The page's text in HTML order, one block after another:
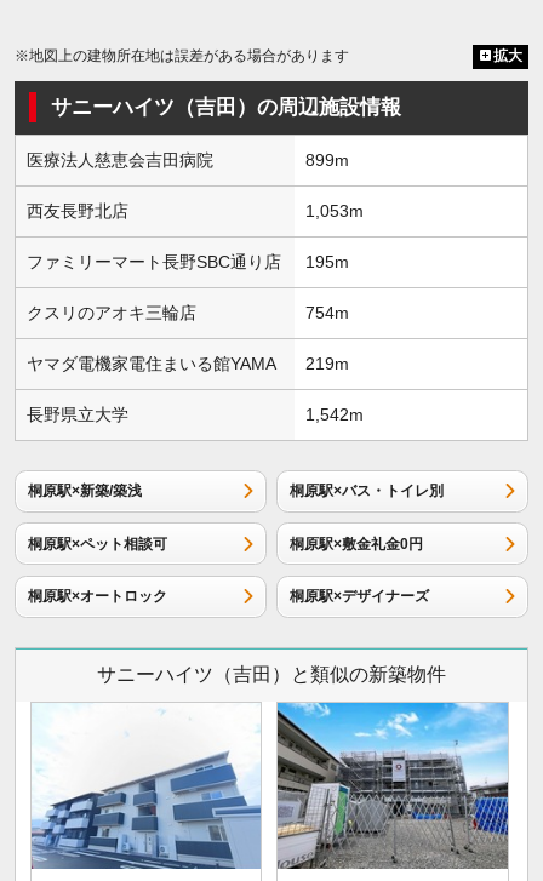
※地図上の建物所在地は誤差がある場合があります 拡大
サニーハイツ（吉田）の周辺施設情報
医療法人慈恵会吉田病院 899m
西友長野北店 1,053m
ファミリーマート長野SBC通り店 195m
クスリのアオキ三輪店 754m
ヤマダ電機家電住まいる館YAMA 219m
長野県立大学 1,542m
桐原駅×新築/築浅 桐原駅×バス・トイレ別
桐原駅×ペット相談可 桐原駅×敷金礼金0円
桐原駅×オートロック 桐原駅×デザイナーズ
サニーハイツ（吉田）と類似の新築物件